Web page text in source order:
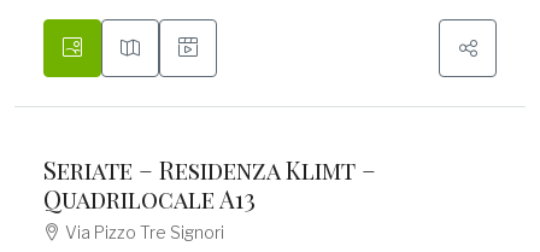
Seriate – Residenza Klimt –
Quadrilocale A13
Via Pizzo Tre Signori